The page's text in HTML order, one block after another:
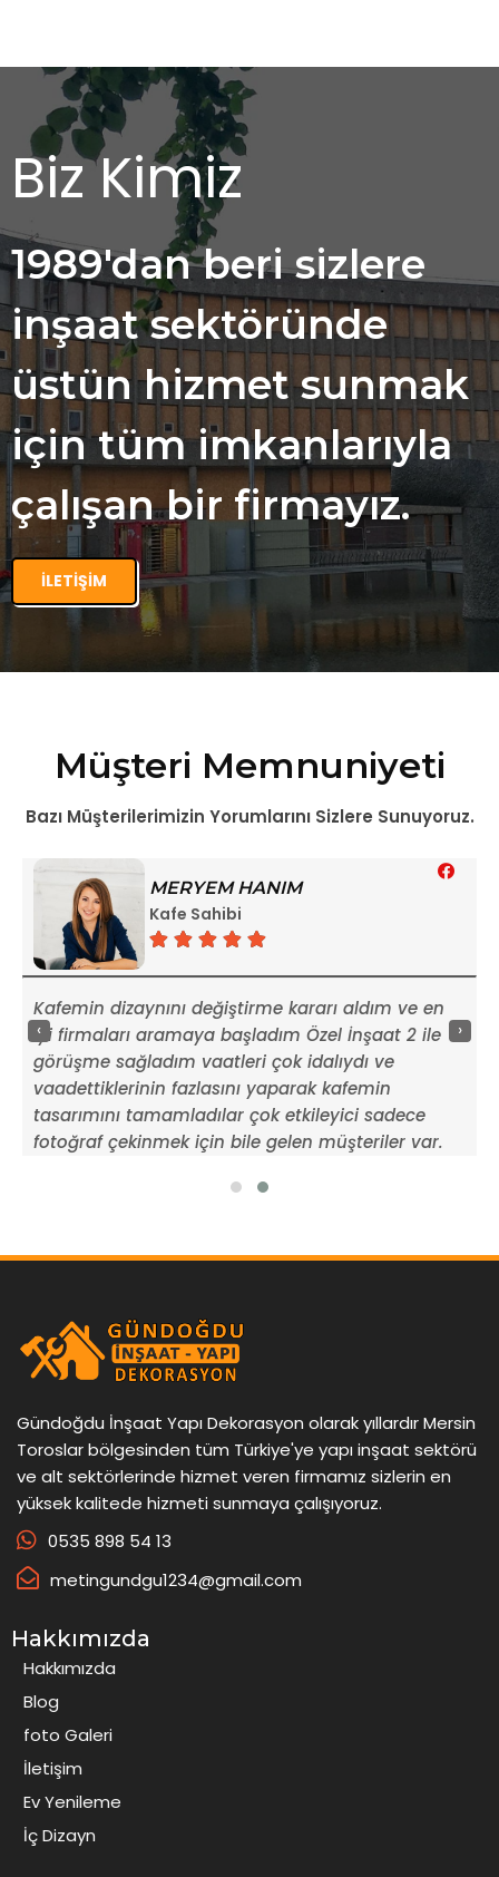
Biz Kimiz
1989'dan beri sizlere
inşaat sektöründe
üstün hizmet sunmak
için tüm imkanlarıyla
çalışan bir firmayız.
İLETIŞIM
Müşteri Memnuniyeti
Bazı Müşterilerimizin Yorumlarını Sizlere Sunuyoruz.
MERYEM HANIM
Kafe Sahibi
Kafemin dizaynını değiştirme kararı aldım ve en
iyi firmaları aramaya başladım Özel İnşaat 2 ile
görüşme sağladım vaatleri çok idalıydı ve
vaadettiklerinin fazlasını yaparak kafemin
tasarımını tamamladılar çok etkileyici sadece
fotoğraf çekinmek için bile gelen müşteriler var.
‹ ›
Gündoğdu İnşaat Yapı Dekorasyon olarak yıllardır Mersin
Toroslar bölgesinden tüm Türkiye'ye yapı inşaat sektörü
ve alt sektörlerinde hizmet veren firmamız sizlerin en
yüksek kalitede hizmeti sunmaya çalışıyoruz.
0535 898 54 13
metingundgu1234@gmail.com
Hakkımızda
Hakkımızda
Blog
foto Galeri
İletişim
Ev Yenileme
İç Dizayn